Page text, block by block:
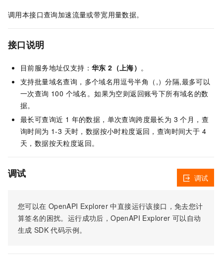
调用本接口查询加速流量或带宽用量数据。
接口说明
目前服务地址仅支持： 华东 2（上海） 。
支持批量域名查询，多个域名用逗号半角（,）分隔,最多可以
一次查询 100 个域名。如果为空则返回账号下所有域名的数
据。
最长可查询近 1 年的数据，单次查询跨度最长为 3 个月，查
询时间为 1-3 天时，数据按小时粒度返回，查询时间大于 4
天，数据按天粒度返回。
调试
您可以在 OpenAPI Explorer 中直接运行该接口，免去您计
算签名的困扰。运行成功后，OpenAPI Explorer 可以自动
生成 SDK 代码示例。
调试